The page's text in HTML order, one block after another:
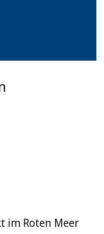
im Roten Meer